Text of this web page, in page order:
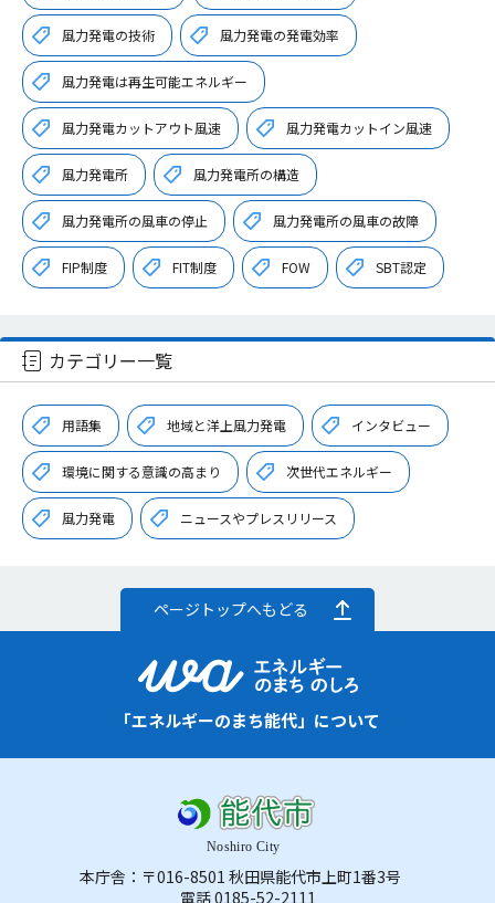
風力発電の技術 風力発電の発電効率
風力発電は再生可能エネルギー
風力発電カットアウト風速 風力発電カットイン風速
風力発電所 風力発電所の構造
風力発電所の風車の停止 風力発電所の風車の故障
FIP制度 FIT制度 FOW SBT認定
カテゴリー一覧
用語集 地域と洋上風力発電 インタビュー
環境に関する意識の高まり 次世代エネルギー
風力発電 ニュースやプレスリリース
ページトップへもどる
「エネルギーのまち能代」について
本庁舎：〒016-8501 秋田県能代市上町1番3号
電話 0185-52-2111